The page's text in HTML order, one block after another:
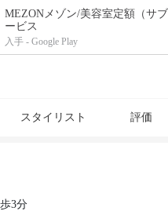
MEZONメゾン/美容室定額（サ
ービス
入手 - Google Play
スタイリスト 評価
3分